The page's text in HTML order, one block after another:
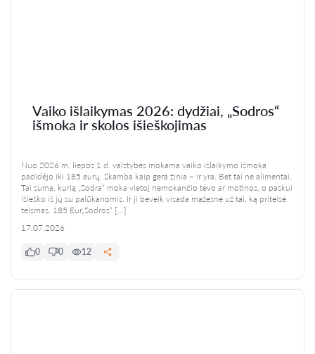
Vaiko išlaikymas 2026: dydžiai, „Sodros“
išmoka ir skolos išieškojimas
Nuo 2026 m. liepos 1 d. valstybės mokama vaiko išlaikymo išmoka
padidėjo iki 185 eurų. Skamba kaip gera žinia – ir yra. Bet tai ne alimentai.
Tai suma, kurią „Sodra“ moka vietoj nemokančio tėvo ar motinos, o paskui
išieško iš jų su palūkanomis. Ir ji beveik visada mažesnė už tai, ką priteisė
teismas. 185 Eur„Sodros“ […]
17.07.2026
0 0 12